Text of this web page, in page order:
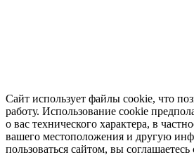
Сайт использует файлы cookie, что
работу. Использование cookie
о вас технического характера, в
вашего местоположения и другую
пользоваться сайтом, вы соглашаетесь